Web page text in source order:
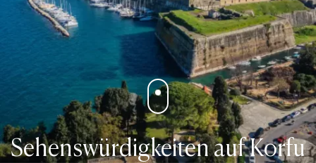
Domes Stories
Sehenswürdigkeiten auf Korfu